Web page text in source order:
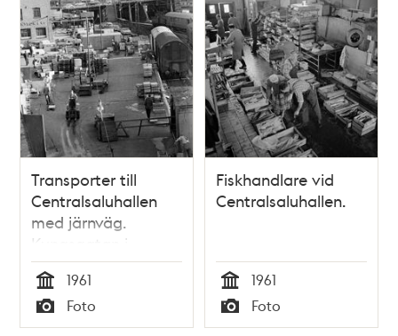
Transporter till
Centralsaluhallen
med järnväg.
Kungsgatan i
fonden. Nu kv.
Blekholmen.
Tid
1961
Typ
Foto
Fiskhandlare vid
Centralsaluhallen.
Tid
1961
Typ
Foto